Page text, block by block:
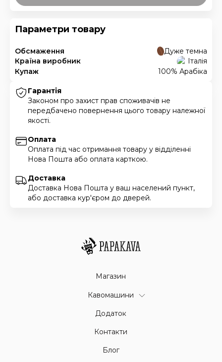
Параметри товару
Обсмаження
Дуже темна
Країна виробник
Італія
Купаж
100% Арабіка
Гарантія
Законом про захист прав споживачів не
передбачено повернення цього товару належної
якості.
Оплата
Оплата під час отримання товару у відділенні
Нова Пошта або оплата карткою.
Доставка
Доставка Нова Пошта у ваш населений пункт,
або доставка кур'єром до дверей.
Магазин
Кавомашини
Додаток
Контакти
Блог